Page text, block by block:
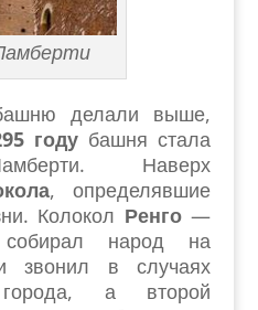
делали выше,
году башня стала
Наверх
, определявшие
Колокол Ренго—
народ на
звонил в случаях
а второй